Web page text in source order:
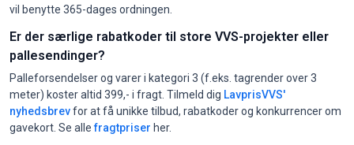
vil benytte 365-dages ordningen.
Er der særlige rabatkoder til store VVS-projekter eller
pallesendinger?
Palleforsendelser og varer i kategori 3 (f.eks. tagrender over 3
meter) koster altid 399,- i fragt. Tilmeld dig LavprisVVS'
nyhedsbrevfor at få unikke tilbud, rabatkoder og konkurrencer om
gavekort. Se allefragtpriser her.